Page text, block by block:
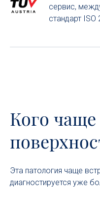
сервиc,
стандарт ISO
Кого чаще
Эта патология чаще
диагностируется уже